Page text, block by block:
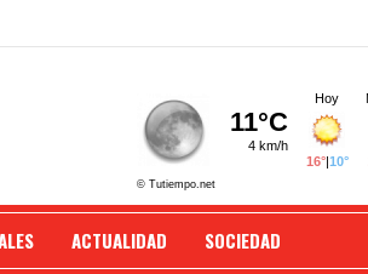
ACTUALIDAD SOCIEDAD